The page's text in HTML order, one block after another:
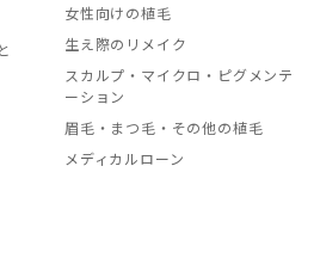
女性向けの植毛
生え際のリメイク
スカルプ・マイクロ・ピグメンテ
ーション
眉毛・まつ毛・その他の植毛
メディカルローン